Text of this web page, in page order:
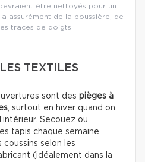
être nettoyés pour un
assurément de la poussière, de
traces de doigts.
TEXTILES
sont des pièges à
, surtout en hiver quand on
Secouez ou
tapis chaque semaine.
coussins selon les
(idéalement dans la